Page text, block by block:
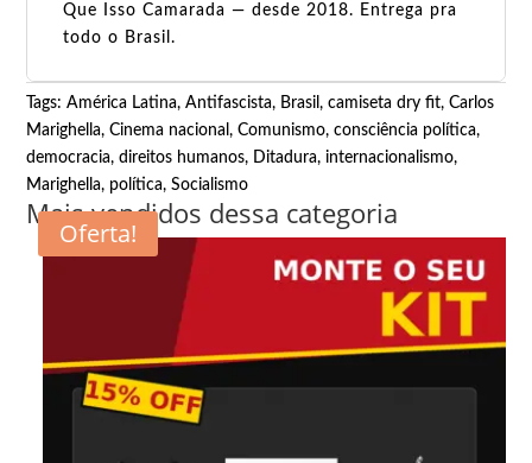
Que Isso Camarada — desde 2018. Entrega pra
todo o Brasil.
Tags:América Latina,Antifascista, Brasil,camiseta dry fit,Carlos
Marighella,Cinema nacional,Comunismo,consciência política,
democracia,direitos humanos, Ditadura,internacionalismo,
Marighella, política,Socialismo
Mais vendidos dessa categoria
Oferta!